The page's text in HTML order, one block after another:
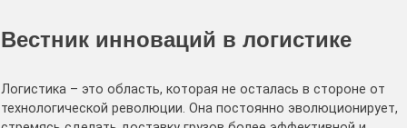
Вестник инноваций в логистике
Логистика – это область, которая не осталась в стороне от
технологической революции. Она постоянно эволюционирует,